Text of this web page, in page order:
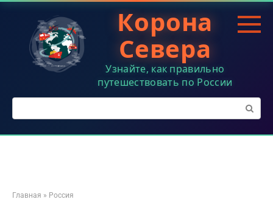
Перейти
контенту
Корона
Севера
Узнайте, как правильно
путешествовать по России
Поиск:
Главная » Россия